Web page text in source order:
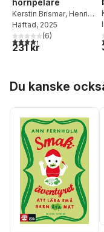
Kerstin Brismar, Henrik
Ennart,Robert Caesar
Amrendra Mishra
Longo,Ann Fernholm
Granqvist
Häftad, 2025
4,3utav 5 stjärnor. Totalt
(6)
231 kr
Du kanske